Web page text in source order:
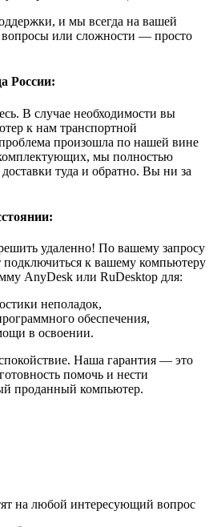
и мы всегда на вашей
вопросы или сложности — просто
России:
В случае необходимости вы
к нам транспортной
произошла по нашей вине
мы полностью
туда и обратно. Вы ни за
удаленно! По вашему запросу
к вашему компьютеру
AnyDesk или RuDesktop для:
неполадок,
обеспечения,
в освоении.
Наша гарантия — это
помочь и нести
проданный компьютер.
на любой интересующий вопрос